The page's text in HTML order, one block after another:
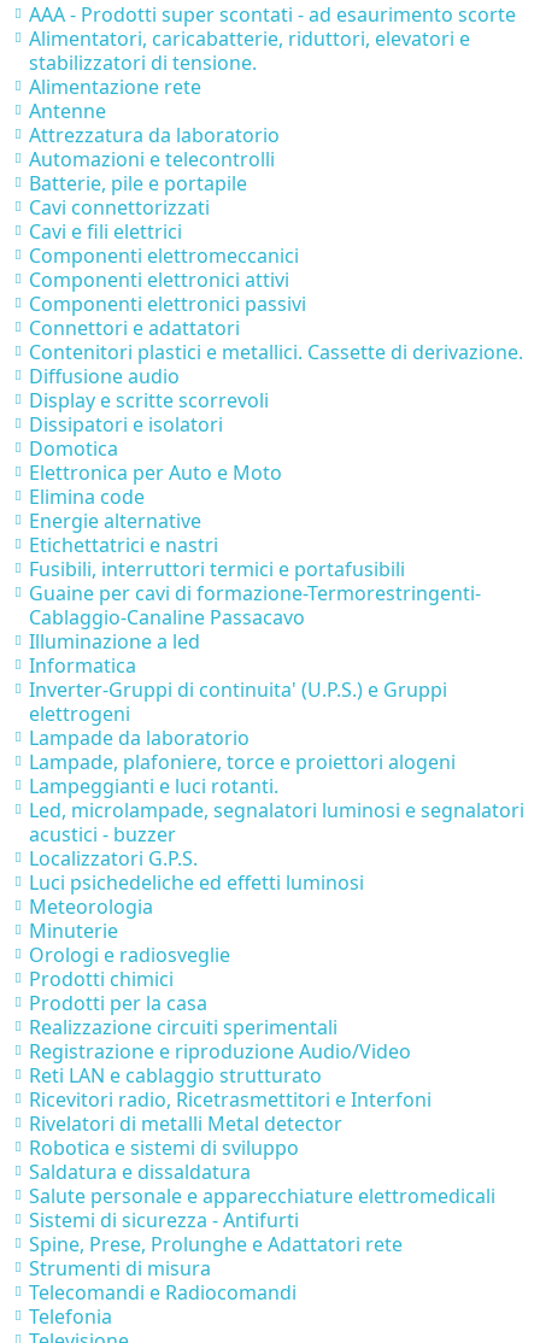
AAA - Prodotti super scontati - ad esaurimento scorte
Alimentatori, caricabatterie, riduttori, elevatori e
stabilizzatori di tensione.
Alimentazione rete
Antenne
Attrezzatura da laboratorio
Automazioni e telecontrolli
Batterie, pile e portapile
Cavi connettorizzati
Cavi e fili elettrici
Componenti elettromeccanici
Componenti elettronici attivi
Componenti elettronici passivi
Connettori e adattatori
Contenitori plastici e metallici. Cassette di derivazione.
Diffusione audio
Display e scritte scorrevoli
Dissipatori e isolatori
Domotica
Elettronica per Auto e Moto
Elimina code
Energie alternative
Etichettatrici e nastri
Fusibili, interruttori termici e portafusibili
Guaine per cavi di formazione-Termorestringenti-
Cablaggio-Canaline Passacavo
Illuminazione a led
Informatica
Inverter-Gruppi di continuita' (U.P.S.) e Gruppi
elettrogeni
Lampade da laboratorio
Lampade, plafoniere, torce e proiettori alogeni
Lampeggianti e luci rotanti.
Led, microlampade, segnalatori luminosi e segnalatori
acustici - buzzer
Localizzatori G.P.S.
Luci psichedeliche ed effetti luminosi
Meteorologia
Minuterie
Orologi e radiosveglie
Prodotti chimici
Prodotti per la casa
Realizzazione circuiti sperimentali
Registrazione e riproduzione Audio/Video
Reti LAN e cablaggio strutturato
Ricevitori radio, Ricetrasmettitori e Interfoni
Rivelatori di metalli Metal detector
Robotica e sistemi di sviluppo
Saldatura e dissaldatura
Salute personale e apparecchiature elettromedicali
Sistemi di sicurezza - Antifurti
Spine, Prese, Prolunghe e Adattatori rete
Strumenti di misura
Telecomandi e Radiocomandi
Telefonia